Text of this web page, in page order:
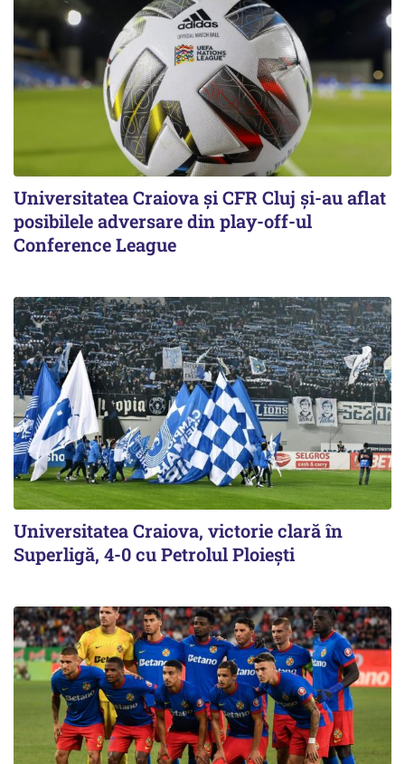
Universitatea Craiova și CFR Cluj și-au aflat
posibilele adversare din play-off-ul
Conference League
Universitatea Craiova, victorie clară în
Superligă, 4-0 cu Petrolul Ploieşti